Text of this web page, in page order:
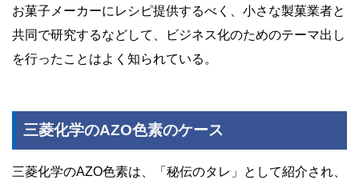
お菓子メーカーにレシピ提供するべく、小さな製菓業者と
共同で研究するなどして、ビジネス化のためのテーマ出し
を行ったことはよく知られている。
三菱化学のAZO色素のケース
三菱化学のAZO色素は、「秘伝のタレ」として紹介され、